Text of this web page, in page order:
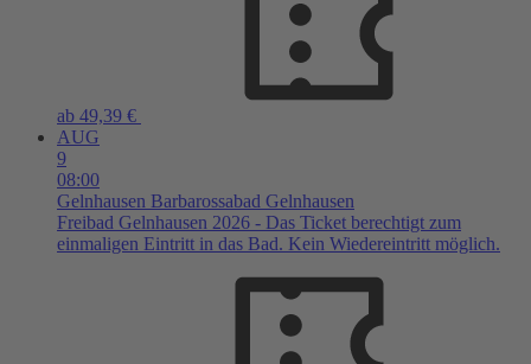
ab 49,39 €
AUG
9
08:00
Gelnhausen Barbarossabad Gelnhausen
Freibad Gelnhausen 2026 - Das Ticket berechtigt zum
einmaligen Eintritt in das Bad. Kein Wiedereintritt möglich.